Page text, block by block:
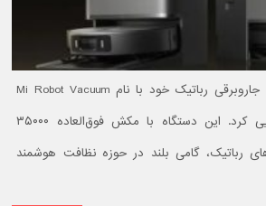
شیائومی از پیشرفته‌ترین جاروبرقی رباتیک خود با نام Mi Robot Vacuum
and Mop 6 Max رونمایی کرد. این دستگاه با مکش فوق‌العاده ۳۵۰۰۰
رباتیک، گامی بلند در حوزه نظافت هوشمند